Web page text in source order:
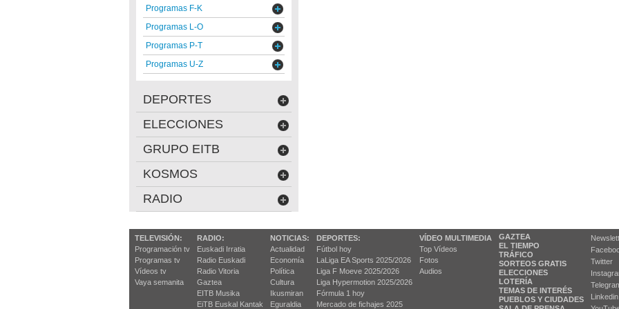
Programas F-K
Programas L-O
Programas P-T
Programas U-Z
DEPORTES
ELECCIONES
GRUPO EITB
KOSMOS
RADIO
TELEVISIÓN:
Programación tv
Programas tv
Vídeos tv
Vaya semanita
RADIO:
Euskadi Irratia
Radio Euskadi
Radio Vitoria
Gaztea
EITB Musika
EiTB Euskal Kantak
NOTICIAS:
Actualidad
Economía
Política
Cultura
Ikusmiran
Eguraldia
DEPORTES:
Fútbol hoy
LaLiga EA Sports 2025/2026
Liga F Moeve 2025/2026
Liga Hypermotion 2025/2026
Fórmula 1 hoy
Mercado de fichajes 2025
VÍDEO MULTIMEDIA
Top Vídeos
Fotos
Audios
GAZTEA
EL TIEMPO
TRÁFICO
SORTEOS GRATIS
ELECCIONES
LOTERÍA
TEMAS DE INTERÉS
PUEBLOS Y CIUDADES
Twitter
Linkedin